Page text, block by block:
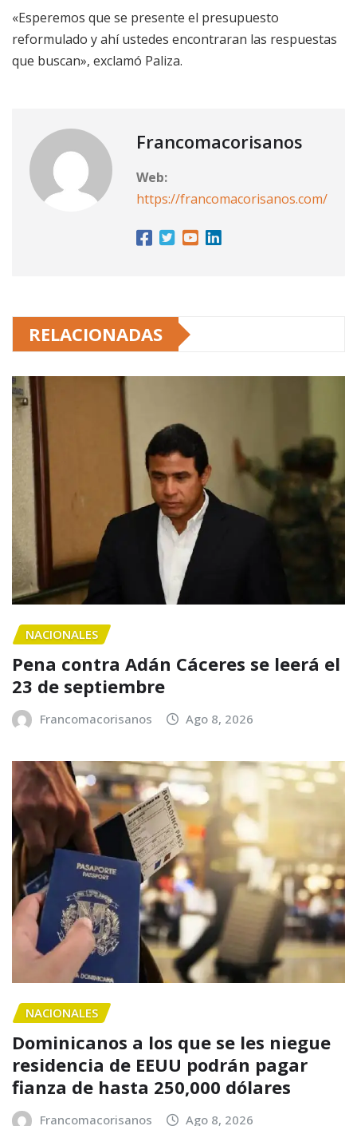
«Esperemos que se presente el presupuesto
reformulado y ahí ustedes encontraran las respuestas
que buscan», exclamó Paliza.
Francomacorisanos
Web:
https://francomacorisanos.com/
RELACIONADAS
NACIONALES
Pena contra Adán Cáceres se leerá el
23 de septiembre
Francomacorisanos Ago 8, 2026
NACIONALES
Dominicanos a los que se les niegue
residencia de EEUU podrán pagar
fianza de hasta 250,000 dólares
Francomacorisanos Ago 8, 2026